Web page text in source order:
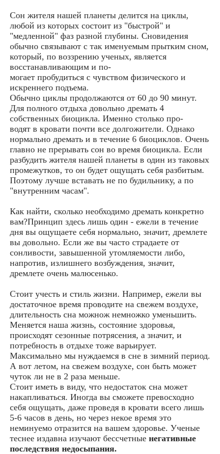
Сон жителя нашей планеты делится на циклы,
любой из которых состоит из "быстрой" и
"медленной" фаз разной глубины. Сновидения
обычно связывают с так именуемым прытким сном,
который, по воззрению ученых, является
восстанавливающим и по-
могает пробудиться с чувством физического и
искреннего подъема.
Обычно циклы продолжаются от 60 до 90 минут.
Для полного отдыха довольно дремать 4
собственных биоцикла. Именно столько про-
водят в кровати почти все долгожители. Однако
нормально дремать и в течение 6 биоциклов. Очень
главно не прерывать сон во время биоцикла. Если
разбудить жителя нашей планеты в один из таковых
промежутков, то он будет ощущать себя разбитым.
Поэтому лучше вставать не по будильнику, а по
"внутренним часам".
Как найти, сколько необходимо дремать конкретно
вам?Принцип здесь лишь один - ежели в течение
дня вы ощущаете себя нормально, значит, дремлете
вы довольно. Если же вы часто страдаете от
сонливости, завышенной утомляемости либо,
напротив, излишнего возбуждения, значит,
дремлете очень малюсенько.
Стоит учесть и стиль жизни. Например, ежели вы
достаточное время проводите на свежем воздухе,
длительность сна можнож немножко уменьшить.
Меняется наша жизнь, состояние здоровья,
происходят сезонные потрясения, а значит, и
потребность в отдыхе тоже варьирует.
Максимально мы нуждаемся в сне в зимний период.
А вот летом, на свежем воздухе, сон быть может
чуток ли не в 2 раза меньше.
Стоит иметь в виду, что недостаток сна может
накапливаться. Иногда вы сможете превосходно
себя ощущать, даже проведя в кровати всего лишь
5-6 часов в день, но через некое время это
неминуемо отразится на вашем здоровье. Ученые
теснее издавна изучают бессчетные негативные
последствия недосыпания.